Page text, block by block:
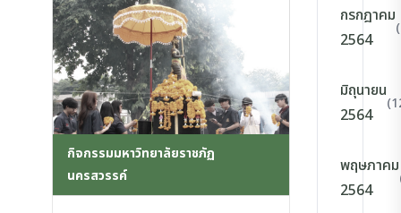
กิจกรรมมหาวิทยาลัยราชภัฏ
นครสวรรค์
กรกฎาคม
2564
มิถุนายน
2564
พฤษภาคม
2564